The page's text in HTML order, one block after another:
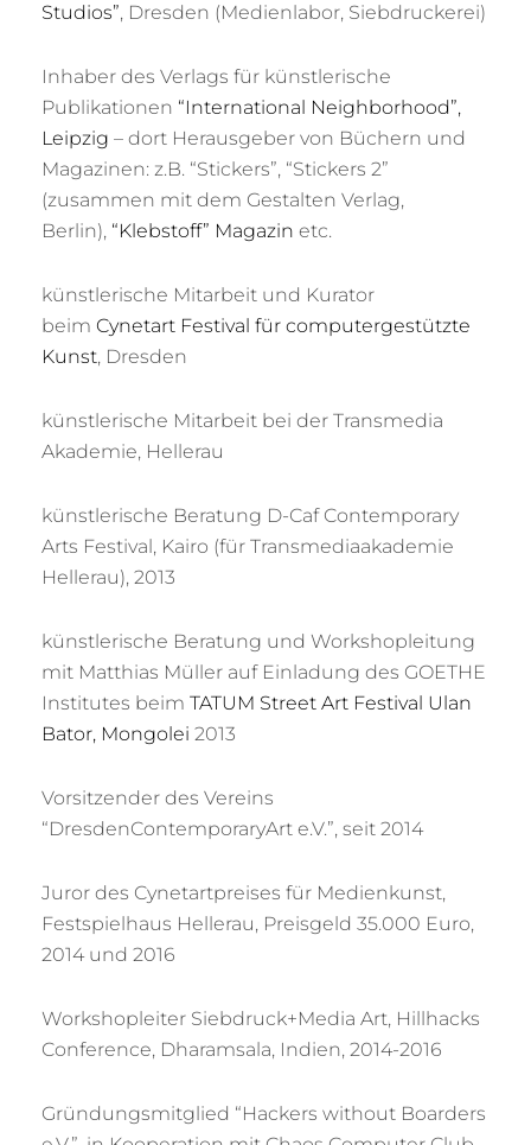
Studios”, Dresden (Medienlabor, Siebdruckerei)
Inhaber des Verlags für künstlerische
Publikationen “International Neighborhood”,
Leipzig – dort Herausgeber von Büchern und
Magazinen: z.B. “Stickers”, “Stickers 2”
(zusammen mit dem Gestalten Verlag,
Berlin), “Klebstoff” Magazin etc.
künstlerische Mitarbeit und Kurator
beim Cynetart Festival für computergestützte
Kunst, Dresden
künstlerische Mitarbeit bei der Transmedia
Akademie, Hellerau
künstlerische Beratung D-Caf Contemporary
Arts Festival, Kairo (für Transmediaakademie
Hellerau), 2013
künstlerische Beratung und Workshopleitung
mit Matthias Müller auf Einladung des GOETHE
Institutes beim TATUM Street Art Festival Ulan
Bator, Mongolei 2013
Vorsitzender des Vereins
“DresdenContemporaryArt e.V.”, seit 2014
Juror des Cynetartpreises für Medienkunst,
Festspielhaus Hellerau, Preisgeld 35.000 Euro,
2014 und 2016
Workshopleiter Siebdruck+Media Art, Hillhacks
Conference, Dharamsala, Indien, 2014-2016
Gründungsmitglied “Hackers without Boarders